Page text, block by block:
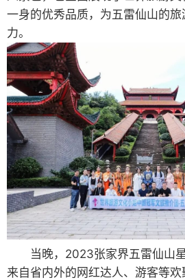
一身的优秀品质，为五雷仙山的
力。
当晚，2023张家界五雷仙山星
来自省内外的网红达人、游客等